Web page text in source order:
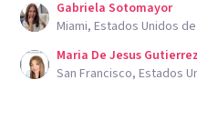
Gabriela Sotomayor
Miami, Estados Unidos
Maria De Jesus
San Francisco, Estados